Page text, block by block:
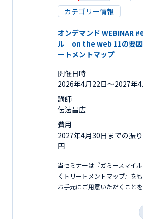
カテゴリー情報
オンデマンド WEBINAR
ル on the web 11の要因
ートメントマップ
開催日時
2026年4月22日〜2027
講師
伝法昌広
費用
2027年4月30日までの振
円
当セミナーは『ガミースマイ
くトリートメントマップ』を
お手元にご用意いただくこと